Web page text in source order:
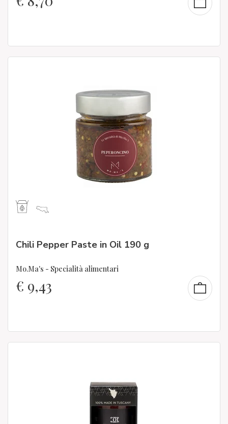
Chili Pepper Paste in Oil 190 g
Mo.Ma's - Specialità alimentari
€ 9,43